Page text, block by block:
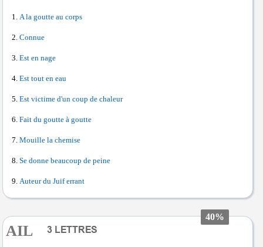
A la goutte au corps
Connue
Est en nage
Est tout en eau
Est victime d'un coup de chaleur
Fait du goutte à goutte
Mouille la chemise
Se donne beaucoup de peine
Auteur du Juif errant
40%
AIL